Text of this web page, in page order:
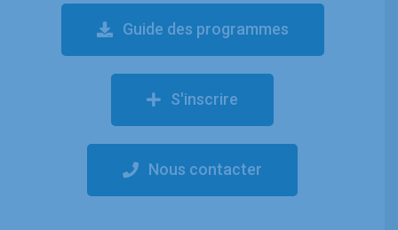
Guide des programmes
S'inscrire
Nous contacter